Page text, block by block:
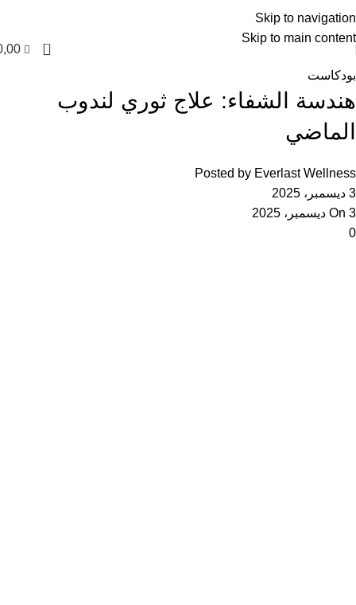
Skip to navigation
Skip to main content
العربية
0
بودكاست
هندسة الشفاء: علاج ثوري لندوب
الماضي
Posted by Everlast Wellness
3 ديسمبر، 2025
On 3 ديسمبر، 2025
0